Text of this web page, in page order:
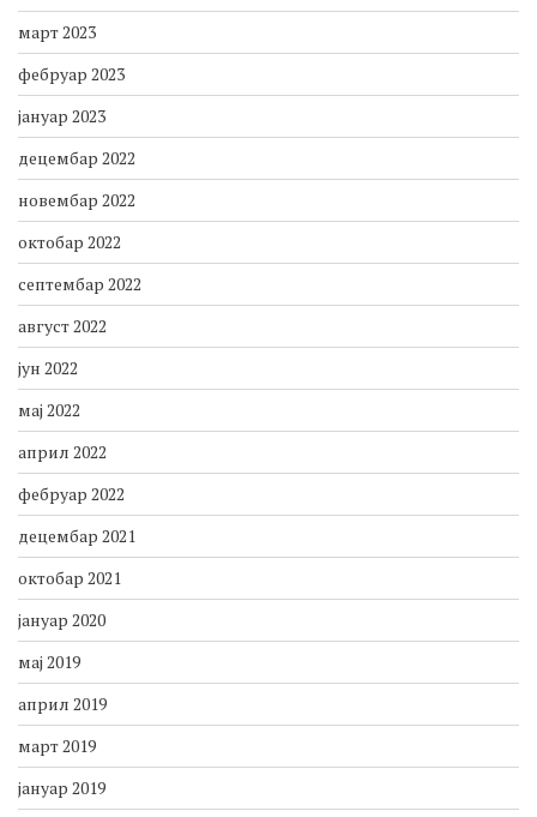
март 2023
фебруар 2023
јануар 2023
децембар 2022
новембар 2022
октобар 2022
септембар 2022
август 2022
јун 2022
мај 2022
април 2022
фебруар 2022
децембар 2021
октобар 2021
јануар 2020
мај 2019
април 2019
март 2019
јануар 2019